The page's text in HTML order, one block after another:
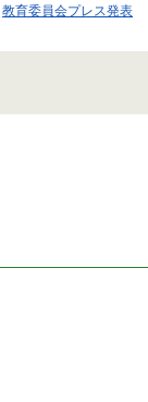
教育委員会プレス発表